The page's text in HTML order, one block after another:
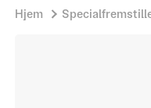
Hjem